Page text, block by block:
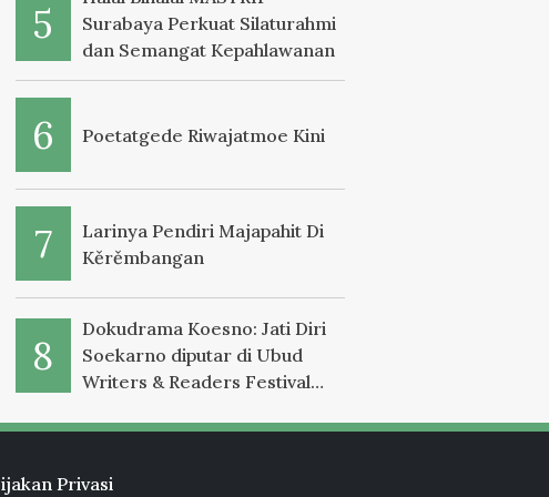
Surabaya Perkuat Silaturahmi
dan Semangat Kepahlawanan
Poetatgede Riwajatmoe Kini
Larinya Pendiri Majapahit Di
Kěrěmbangan
Dokudrama Koesno: Jati Diri
Soekarno diputar di Ubud
Writers & Readers Festival
Privasi